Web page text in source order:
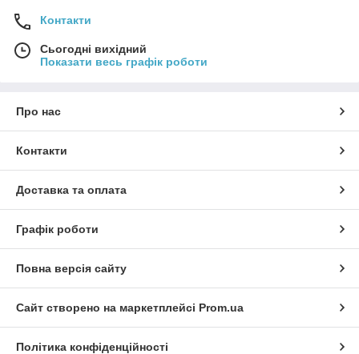
Контакти
Сьогодні вихідний
Показати весь графік роботи
Про нас
Контакти
Доставка та оплата
Графік роботи
Повна версія сайту
Сайт створено на маркетплейсі Prom.ua
Політика конфіденційності